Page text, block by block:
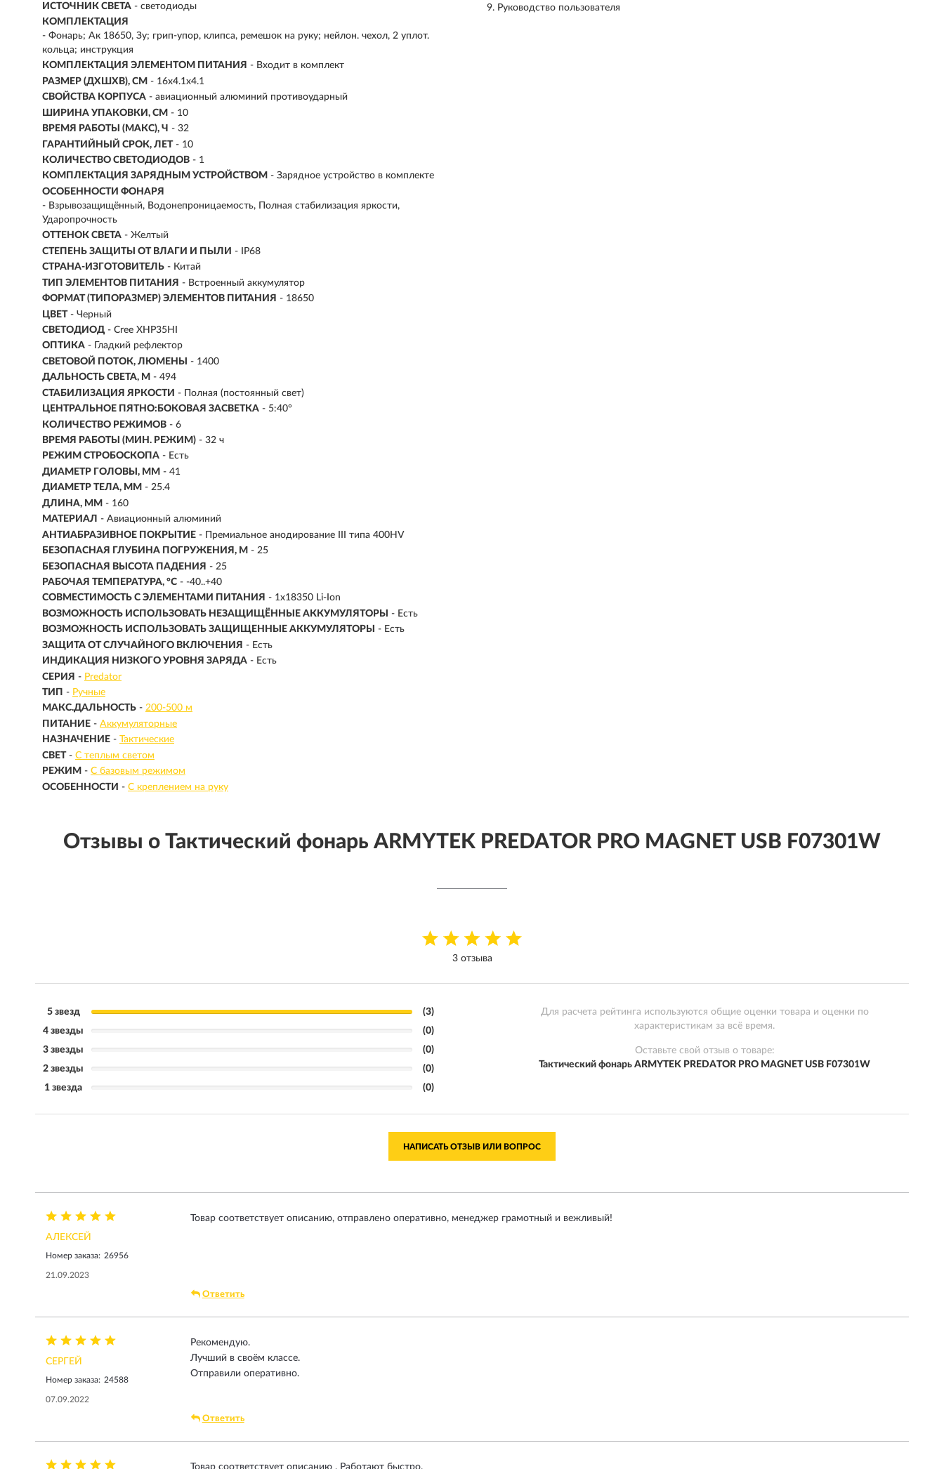
ИСТОЧНИК СВЕТА - светодиоды
КОМПЛЕКТАЦИЯ
- Фонарь; Ак 18650, Зу; грип-упор, клипса, ремешок на руку; нейлон. чехол, 2 уплот.
кольца; инструкция
КОМПЛЕКТАЦИЯ ЭЛЕМЕНТОМ ПИТАНИЯ - Входит в комплект
РАЗМЕР (ДХШХВ), СМ - 16х4.1х4.1
СВОЙСТВА КОРПУСА - авиационный алюминий противоударный
ШИРИНА УПАКОВКИ, СМ - 10
ВРЕМЯ РАБОТЫ (МАКС), Ч - 32
ГАРАНТИЙНЫЙ СРОК, ЛЕТ - 10
КОЛИЧЕСТВО СВЕТОДИОДОВ - 1
КОМПЛЕКТАЦИЯ ЗАРЯДНЫМ УСТРОЙСТВОМ - Зарядное устройство в комплекте
ОСОБЕННОСТИ ФОНАРЯ
- Взрывозащищённый, Водонепроницаемость, Полная стабилизация яркости,
Ударопрочность
ОТТЕНОК СВЕТА - Желтый
СТЕПЕНЬ ЗАЩИТЫ ОТ ВЛАГИ И ПЫЛИ - IP68
СТРАНА-ИЗГОТОВИТЕЛЬ - Китай
ТИП ЭЛЕМЕНТОВ ПИТАНИЯ - Встроенный аккумулятор
ФОРМАТ (ТИПОРАЗМЕР) ЭЛЕМЕНТОВ ПИТАНИЯ - 18650
ЦВЕТ - Черный
СВЕТОДИОД - Cree XHP35HI
ОПТИКА - Гладкий рефлектор
СВЕТОВОЙ ПОТОК, ЛЮМЕНЫ
- 1400
ДАЛЬНОСТЬ СВЕТА, М - 494
СТАБИЛИЗАЦИЯ ЯРКОСТИ - Полная (постоянный свет)
ЦЕНТРАЛЬНОЕ ПЯТНО:БОКОВАЯ ЗАСВЕТКА - 5:40°
КОЛИЧЕСТВО РЕЖИМОВ - 6
ВРЕМЯ РАБОТЫ (МИН. РЕЖИМ) - 32 ч
РЕЖИМ СТРОБОСКОПА - Есть
ДИАМЕТР ГОЛОВЫ, ММ - 41
ДИАМЕТР ТЕЛА, ММ - 25.4
ДЛИНА, ММ - 160
МАТЕРИАЛ - Авиационный алюминий
АНТИАБРАЗИВНОЕ ПОКРЫТИЕ - Премиальное анодирование III типа 400HV
БЕЗОПАСНАЯ ГЛУБИНА ПОГРУЖЕНИЯ, М - 25
БЕЗОПАСНАЯ ВЫСОТА ПАДЕНИЯ - 25
РАБОЧАЯ ТЕМПЕРАТУРА, °C - -40..+40
СОВМЕСТИМОСТЬ С ЭЛЕМЕНТАМИ ПИТАНИЯ - 1x18350 Li-Ion
ВОЗМОЖНОСТЬ ИСПОЛЬЗОВАТЬ НЕЗАЩИЩЁННЫЕ АККУМУЛЯТОРЫ
- Есть
ВОЗМОЖНОСТЬ ИСПОЛЬЗОВАТЬ ЗАЩИЩЕННЫЕ АККУМУЛЯТОРЫ
- Есть
ЗАЩИТА ОТ СЛУЧАЙНОГО ВКЛЮЧЕНИЯ - Есть
ИНДИКАЦИЯ НИЗКОГО УРОВНЯ ЗАРЯДА - Есть
СЕРИЯ - Predator
ТИП - Ручные
МАКС.ДАЛЬНОСТЬ - 200-500 м
ПИТАНИЕ - Аккумуляторные
НАЗНАЧЕНИЕ - Тактические
СВЕТ - С теплым светом
РЕЖИМ - С базовым режимом
ОСОБЕННОСТИ - С креплением на руку
Руководство пользователя
Отзывы о Тактический фонарь ARMYTEK PREDATOR PRO MAGNET USB F07301W
3 отзыва
5 звезд
(3)
4 звезды
(0)
3 звезды
(0)
2 звезды
(0)
1 звезда
(0)
Для расчета рейтинга используются общие оценки товара и оценки по
характеристикам за всё время.
Оставьте свой отзыв о товаре:
Тактический фонарь ARMYTEK PREDATOR PRO MAGNET USB F07301W
НАПИСАТЬ ОТЗЫВ ИЛИ ВОПРОС
АЛЕКСЕЙ
Номер заказа: 26956
21.09.2023
Товар соответствует описанию, отправлено оперативно, менеджер грамотный и вежливый!
Ответить
СЕРГЕЙ
Номер заказа: 24588
07.09.2022
Рекомендую.
Лучший в своём классе.
Отправили оперативно.
Ответить
Товар соответствует описанию . Работают быстро.